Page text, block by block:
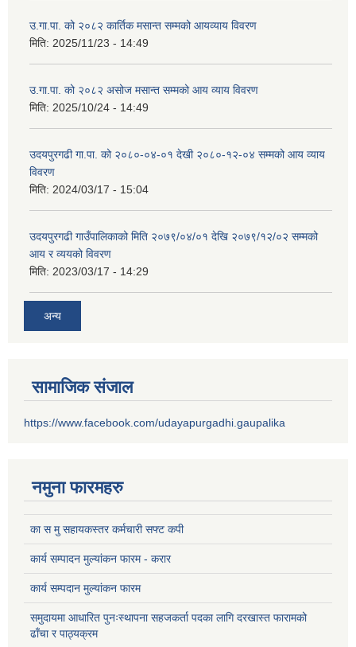
उ.गा.पा. को २०८२ कार्तिक मसान्त सम्मको आयव्याय विवरण
मिति: 2025/11/23 - 14:49
उ.गा.पा. को २०८२ असोज मसान्त सम्मको आय व्याय विवरण
मिति: 2025/10/24 - 14:49
उदयपुरगढी गा.पा. को २०८०-०४-०१ देखी २०८०-१२-०४ सम्मको आय व्याय
विवरण
मिति: 2024/03/17 - 15:04
उदयपुरगढी गाउँपालिकाको मिति २०७९/०४/०१ देखि २०७९/१२/०२ सम्मको
आय र व्ययको विवरण
मिति: 2023/03/17 - 14:29
अन्य
सामाजिक संजाल
https://www.facebook.com/udayapurgadhi.gaupalika
नमुना फारमहरु
का स मु सहायकस्तर कर्मचारी सफ्ट कपी
कार्य सम्पादन मुल्यांकन फारम - करार
कार्य सम्पदान मुल्यांकन फारम
समुदायमा आधारित पुनःस्थापना सहजकर्ता पदका लागि दरखास्त फारामको
ढाँचा र पाठ्यक्रम